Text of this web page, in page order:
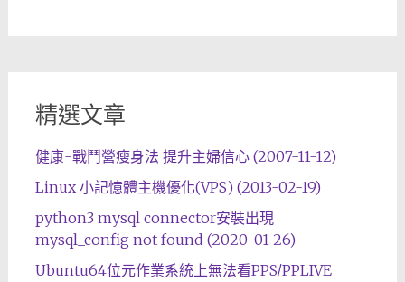
精選文章
健康-戰鬥營瘦身法 提升主婦信心 (2007-11-12)
Linux 小記憶體主機優化(VPS) (2013-02-19)
python3 mysql connector安裝出現
mysql_config not found (2020-01-26)
Ubuntu64位元作業系統上無法看PPS/PPLIVE